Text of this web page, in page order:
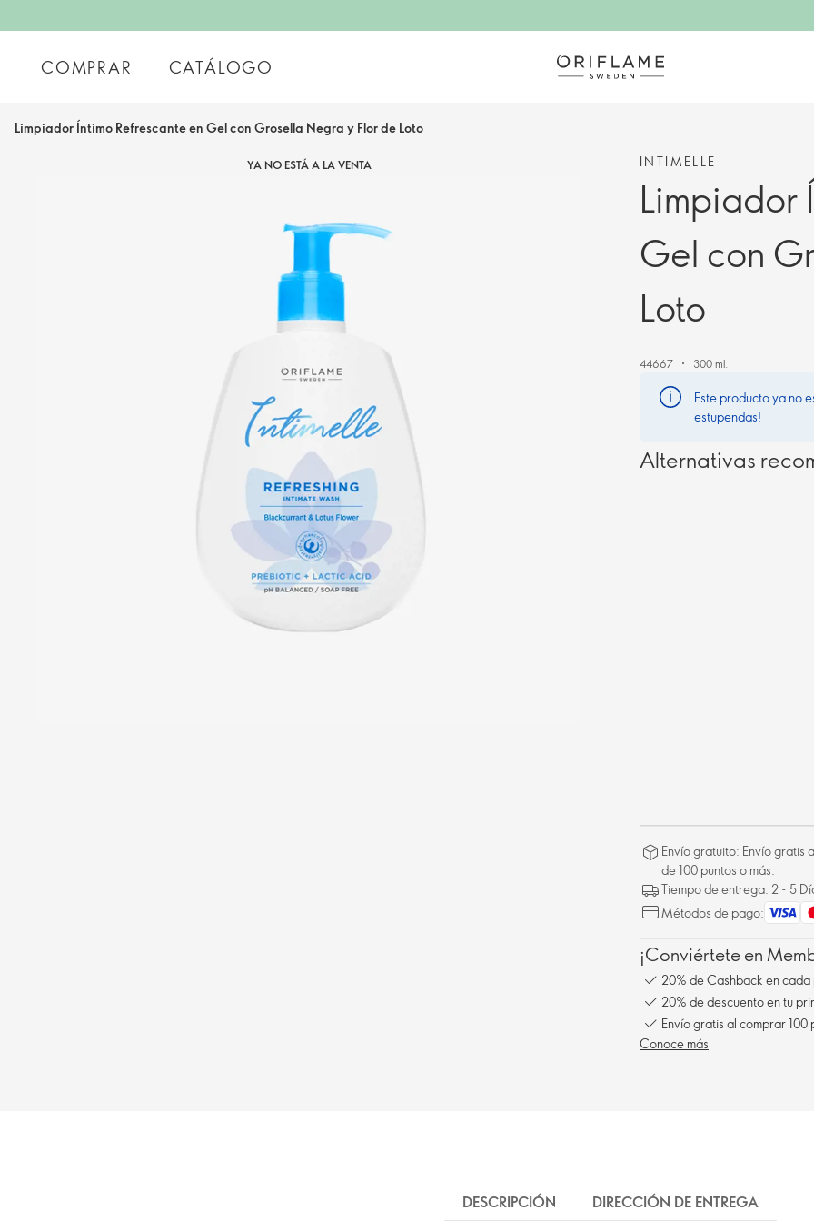
COMPRAR CATÁLOGO
Limpiador Íntimo Refrescante en Gel con Grosella Negra y Flor de Loto
YA NO ESTÁ A LA VENTA INTIMELLE
Limpiador
Gel con
Loto
44667 300 ml.
Este producto ya no
estupendas!
Alternativas
Envío gratuito: Envío gratis
de 100 puntos o más.
Tiempo de entrega: 2 - 5
Métodos de pago:
¡Conviértete en
20% de Cashback en
20% de descuento en tu
Envío gratis al comprar 100
Conoce más
DESCRIPCIÓN DIRECCIÓN DE ENTREGA